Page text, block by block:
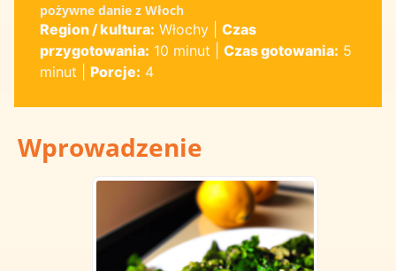
pożywne danie z Włoch
Region / kultura: Włochy| Czas
przygotowania: 10 minut Czas gotowania: 5
minut
Porcje: 4
Wprowadzenie